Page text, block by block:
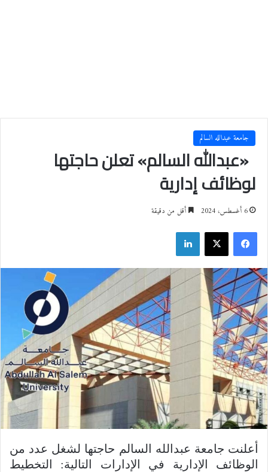
جامعة عبدالله السالم
«عبدالله السالم» تعلن حاجتها
لوظائف إدارية
6 أغسطس، 2024 أقل من دقيقة
فيسبوك
أعلنت جامعة عبدالله السالم حاجتها لشغل عدد من
الوظائف الإدارية في الإدارات التالية: التخطيط